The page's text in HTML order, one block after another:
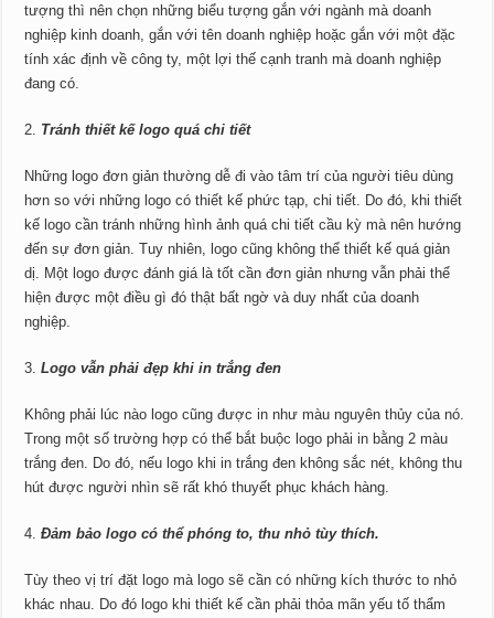
tượng thì nên chọn những biểu tượng gắn với ngành mà doanh
nghiệp kinh doanh, gắn với tên doanh nghiệp hoặc gắn với một đặc
tính xác định về công ty, một lợi thế cạnh tranh mà doanh nghiệp
đang có.
Tránh thiết kế logo quá chi tiết
Những logo đơn giản thường dễ đi vào tâm trí của người tiêu dùng
hơn so với những logo có thiết kế phức tạp, chi tiết. Do đó, khi thiết
kế logo cần tránh những hình ảnh quá chi tiết cầu kỳ mà nên hướng
đến sự đơn giản. Tuy nhiên, logo cũng không thể thiết kế quá giản
dị. Một logo được đánh giá là tốt cần đơn giản nhưng vẫn phải thể
hiện được một điều gì đó thật bất ngờ và duy nhất của doanh
nghiệp.
Logo vẫn phải đẹp khi in trắng đen
Không phải lúc nào logo cũng được in như màu nguyên thủy của nó.
Trong một số trường hợp có thể bắt buộc logo phải in bằng 2 màu
trắng đen. Do đó, nếu logo khi in trắng đen không sắc nét, không thu
hút được người nhìn sẽ rất khó thuyết phục khách hàng.
Đảm bảo logo có thể phóng to, thu nhỏ tùy thích.
Tùy theo vị trí đặt logo mà logo sẽ cần có những kích thước to nhỏ
khác nhau. Do đó logo khi thiết kế cần phải thỏa mãn yếu tố thẩm